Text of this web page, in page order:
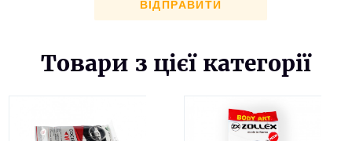
ВІДПРАВИТИ
Товари з цієї категорії